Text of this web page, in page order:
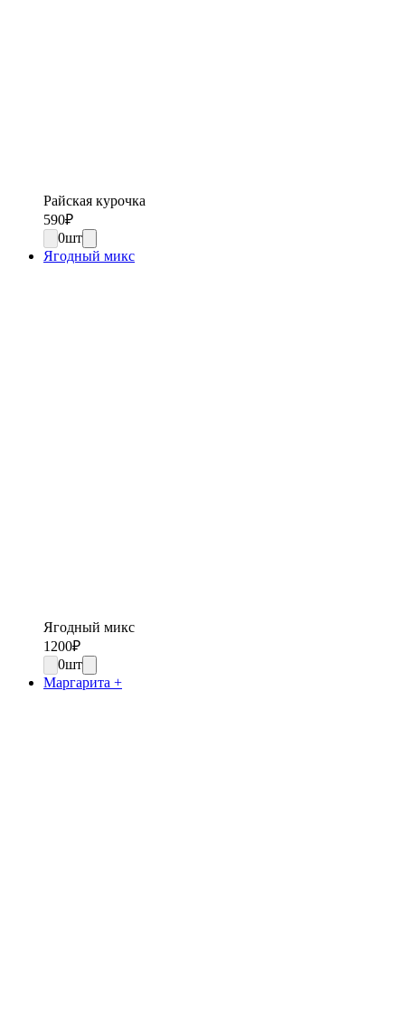
Райская курочка
590₽
0шт
Ягодный микс
Ягодный микс
1200₽
0шт
Маргарита +